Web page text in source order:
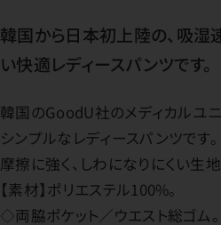
韓国から日本初上陸の、吸湿
い快適レディースパンツです。
韓国のGoodU社のメディカルユニ
シンプルなレディースパンツです。
摩擦に強く、しわになりにくい生
【素材】ポリエステル100%。
◇両脇ポケット／ウエスト総ゴム。